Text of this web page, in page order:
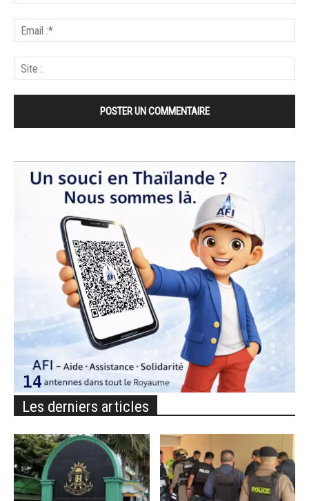
Les derniers articles